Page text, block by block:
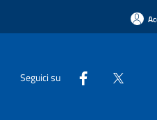
Seguici su